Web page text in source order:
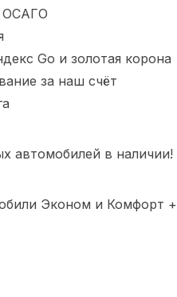
Go и золотая корона
за наш счёт
автомобилей в наличии!
Эконом и Комфорт +